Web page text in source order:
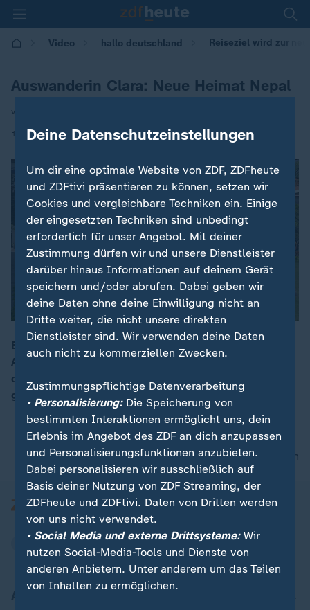
Video hallo deutschland Reiseziel wird zur
Auswanderin Clara: Neue Heimat Nepal
von Jonas Geisler
11.11.2025 | 17:10
Eigentlich hat Clara nur für ein paar Wochen nach dem
Abitur in Nepal Urlaub machen wollen. Mittlerweile ist
das Land für die gebürtige Berlinerin zur neuen Heimat
geworden.
nach oben
Deine Datenschutzeinstellungen
Um dir eine optimale Website von ZDF, ZDFheute
und ZDFtivi präsentieren zu können, setzen wir
Cookies und vergleichbare Techniken ein. Einige
der eingesetzten Techniken sind unbedingt
erforderlich für unser Angebot. Mit deiner
Zustimmung dürfen wir und unsere Dienstleister
darüber hinaus Informationen auf deinem Gerät
speichern und/oder abrufen. Dabei geben wir
deine Daten ohne deine Einwilligung nicht an
Dritte weiter, die nicht unsere direkten
Dienstleister sind. Wir verwenden deine Daten
auch nicht zu kommerziellen Zwecken.
Zustimmungspflichtige Datenverarbeitung
• Personalisierung:Die Speicherung von
bestimmten Interaktionen ermöglicht uns, dein
Erlebnis im Angebot des ZDF an dich anzupassen
und Personalisierungsfunktionen anzubieten.
Dabei personalisieren wir ausschließlich auf
Basis deiner Nutzung von ZDF Streaming, der
ZDFheute und ZDFtivi. Daten von Dritten werden
von uns nicht verwendet.
• Social Media und externe Drittsysteme:Wir
nutzen Social-Media-Tools und Dienste von
anderen Anbietern. Unter anderem um das Teilen
von Inhalten zu ermöglichen.